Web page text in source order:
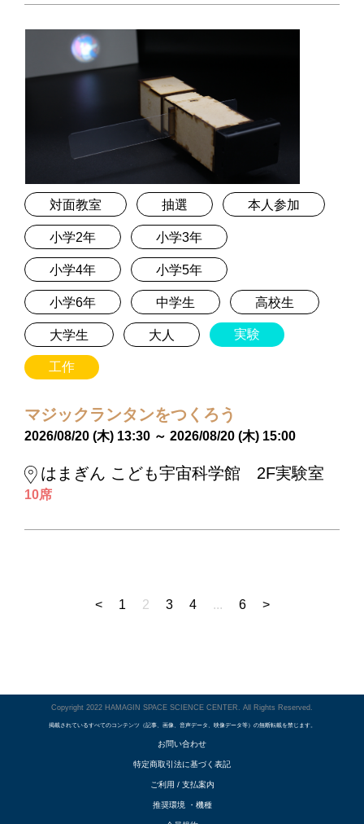
対面教室 抽選 本人参加
小学2年 小学3年
小学4年 小学5年
小学6年 中学生 高校生
大学生 大人 実験
工作
マジックランタンをつくろう
2026/08/20 (木) 13:30 ～ 2026/08/20 (木) 15:00
はまぎん こども宇宙科学館 2F実験室
10席
< 1 2 3 4 ... 6 >
Copyright 2022 HAMAGIN SPACE SCIENCE CENTER. All Rights Reserved.
掲載されているすべてのコンテンツ（記事、画像、音声データ、映像データ等）の無断転載を禁じます。
お問い合わせ
特定商取引法に基づく表記
ご利用 / 支払案内
推奨環境 ・機種